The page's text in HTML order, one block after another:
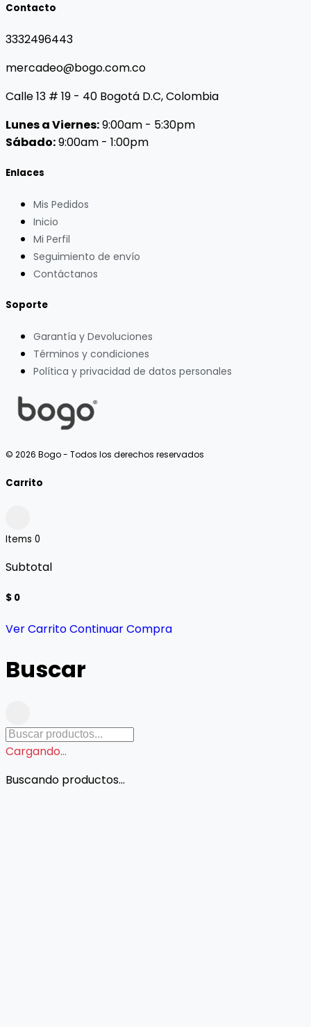
Contacto
3332496443
mercadeo@bogo.com.co
Calle 13 # 19 - 40 Bogotá D.C, Colombia
Lunes a Viernes:9:00am - 5:30pm
Sábado:9:00am - 1:00pm
Enlaces
Mis Pedidos
Inicio
Mi Perfil
Seguimiento de envío
Contáctanos
Soporte
Garantía y Devoluciones
Términos y condiciones
Política y privacidad de datos personales
© 2026 Bogo - Todos los derechos reservados
Carrito
Items 0
Subtotal
$ 0
Ver CarritoContinuar Compra
Buscar
Cargando...
Buscando productos...